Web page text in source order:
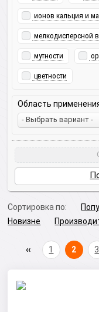
ионов кальция и
мелкодисперсной
мутности
цветности
Область
- Выбрать вариант -
Сортировка по:
Новизне
1 2 3